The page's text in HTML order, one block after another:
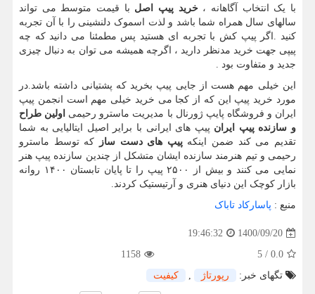
با یک انتخاب آگاهانه ،خرید پیپ اصل با قیمت متوسط می تواند
سالهای سال همراه شما باشد و لذت اسموک دلنشینی را با آن تجربه
کنید .اگر پیپ کش با تجربه ای هستید پس مطمئنا می دانید که چه
پیپی جهت خرید مدنظر دارید ، اگرچه همیشه می توان به دنبال چیزی
جدید و متفاوت بود .
این خیلی مهم هست از جایی پیپ بخرید که پشتیانی داشته باشد.در
مورد خرید پیپ این که از کجا می خرید خیلی مهم است انجمن پیپ
ایران و فروشگاه پایپ ژورنال با مدیریت ماسترو رحیمی اولین طراح
و سازنده پیپ ایران پیپ های ایرانی با برایر اصیل ایتالیایی به شما
تقدیم می کند ضمن اینکهپیپ های دست ساز
که توسط ماسترو
رحیمی و تیم هنرمند سازنده ایشان متشکل از چندین سازنده پیپ هنر
نمایی می کنند و بیش از ۲۵۰۰ پیپ را تا پایان تابستان ۱۴۰۰ روانه
بازار کوچک این دنیای هنری و آرتیستیک کردند.
منبع : پاسارکاد تاباک
1400/09/20
19:46:32
0.0
/
5
1158
تگهای خبر:
رپورتاژ , كیفیت